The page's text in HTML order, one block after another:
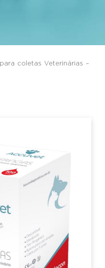
coletas Veterinárias –